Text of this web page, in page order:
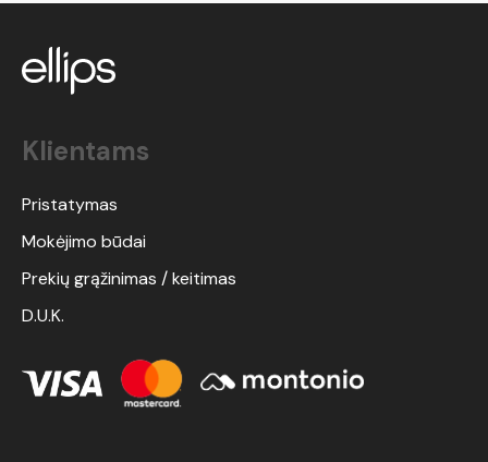
Klientams
Pristatymas
Mokėjimo būdai
Prekių grąžinimas / keitimas
D.U.K.